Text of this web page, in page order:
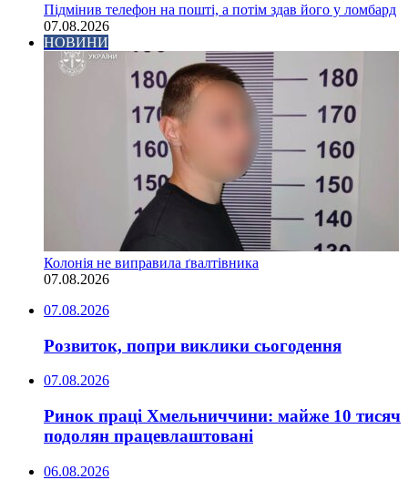
Підмінив телефон на пошті, а потім здав його у ломбард
07.08.2026
НОВИНИ
Колонія не виправила ґвалтівника
07.08.2026
07.08.2026
Розвиток, попри виклики сьогодення
07.08.2026
Ринок праці Хмельниччини: майже 10 тисяч
подолян працевлаштовані
06.08.2026